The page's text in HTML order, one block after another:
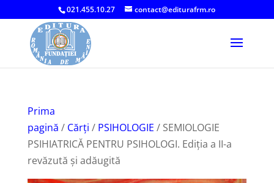
021.455.10.27 contact@editurafrm.ro
Prima
pagină / Cărți / PSIHOLOGIE / SEMIOLOGIE
PSIHIATRICĂ PENTRU PSIHOLOGI. Ediția a II-a
revăzută și adăugită